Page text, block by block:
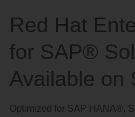
Red Hat
for SAP®
Available on
Optimized for SAP HANA®,